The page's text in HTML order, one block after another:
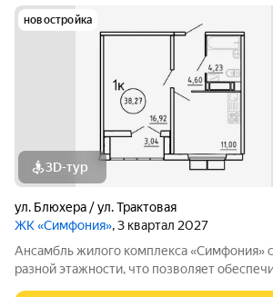
новостройка
3D-тур
ул. Блюхера / ул. Трактовая
ЖК «Симфония», 3 квартал 2027
Ансамбль жилого комплекса «Симфония»
разной этажности, что позволяет